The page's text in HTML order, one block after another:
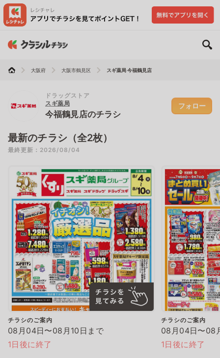
大阪府 大阪市鶴見区 スギ薬局 今福鶴見店
ドラッグストア
スギ薬局
今福鶴見店のチラシ
フォロー
最新のチラシ（全2枚）
最終更新：2026/08/04
チラシのご案内
08月04日〜08月10日まで
1日後に終了
チラシのご案内
08月04日〜08
1日後に終了